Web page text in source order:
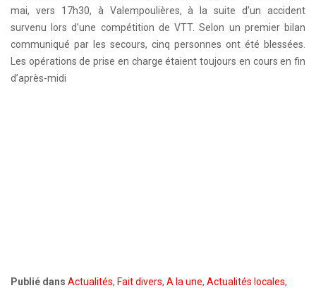
mai, vers 17h30, à Valempoulières, à la suite d’un accident
survenu lors d’une compétition de VTT. Selon un premier bilan
communiqué par les secours, cinq personnes ont été blessées.
Les opérations de prise en charge étaient toujours en cours en fin
d’après-midi
Publié dans Actualités, Fait divers, A la une, Actualités locales,